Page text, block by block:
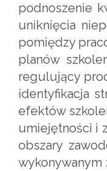
podnoszenie
uniknięcia
pomiędzy
planów
regulujący
identyfikacja
efektów
umiejętności i
obszary
wykonywanym